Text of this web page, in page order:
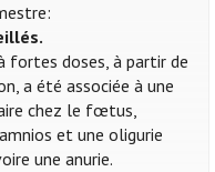
fortes doses, à partir de
a été associée à une
chez le fœtus,
et une oligurie
une anurie.